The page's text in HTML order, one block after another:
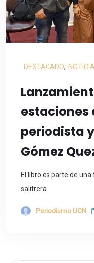
DESTACADO,
estaciones
periodista
Gómez
El libro es parte de
salitrera
Periodismo UCN